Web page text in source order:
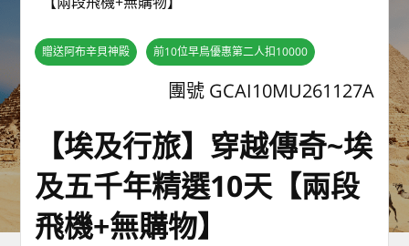
贈送阿布辛貝神殿 前10位早鳥優惠第二人扣10000
團號 GCAI10MU261127A
【埃及行旅】穿越傳奇~埃
及五千年精選10天【兩段
飛機+無購物】